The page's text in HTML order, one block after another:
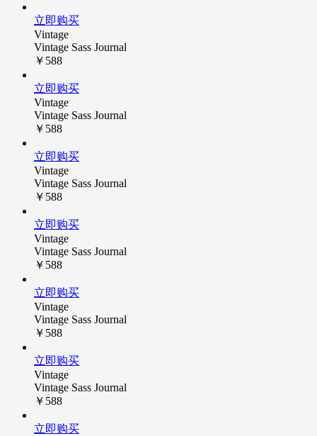
立即购买
Vintage
Vintage Sass Journal
￥588
立即购买
Vintage
Vintage Sass Journal
￥588
立即购买
Vintage
Vintage Sass Journal
￥588
立即购买
Vintage
Vintage Sass Journal
￥588
立即购买
Vintage
Vintage Sass Journal
￥588
立即购买
Vintage
Vintage Sass Journal
￥588
立即购买